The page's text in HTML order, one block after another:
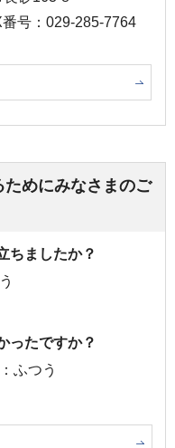
番号：029-285-7764
めにみなさまのご
ちましたか？
ったですか？
ふつう